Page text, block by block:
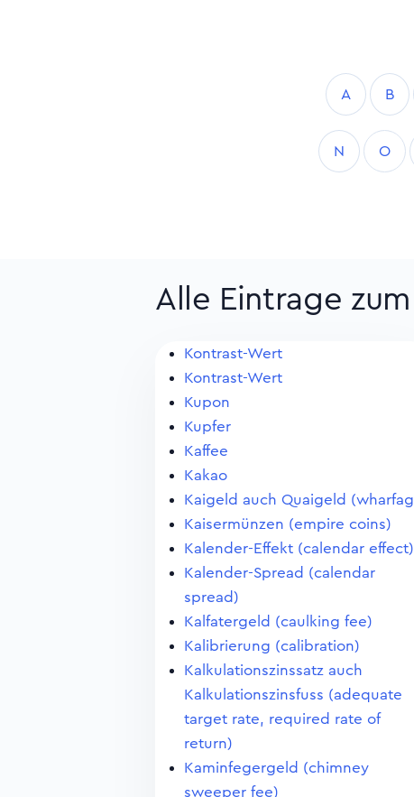
A B
N O
Alle Eintrage
Kontrast-Wert
Kontrast-Wert
Kupon
Kupfer
Kaffee
Kakao
Kaigeld auch Quaigeld
Kaisermünzen (empire coins)
Kalender-Effekt (calendar effect)
Kalender-Spread (calendar
spread)
Kalfatergeld (caulking fee)
Kalibrierung (calibration)
Kalkulationszinssatz auch
Kalkulationszinsfuss (adequate
target rate, required rate of
return)
Kaminfegergeld (chimney
sweeper fee)